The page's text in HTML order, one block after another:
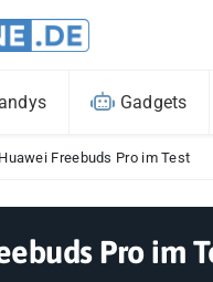
Gadgets
Huawei Freebuds Pro im Test
Pro im